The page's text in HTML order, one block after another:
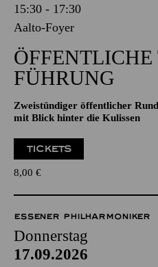
15:30 - 17:30
Aalto-Foyer
FÜHRUNG
Zweistündiger öffentlicher
mit Blick hinter die Kulissen
TICKETS
8,00 €
ESSENER PHILHARMONIKER
Donnerstag
17.09.2026